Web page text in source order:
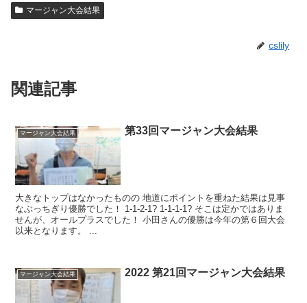
マージャン大会結果
cslily
関連記事
マージャン大会結果 第33回マージャン大会結果
大きなトップはなかったものの 地道にポイントを重ねた結果は見事
なぶっちぎり優勝でした！ 1-1-2-1? 1-1-1-1? そこは定かではありま
せんが、オールプラスでした！ 小田さんの優勝は今年の第６回大会
以来となります。 ...
マージャン大会結果 2022 第21回マージャン大会結果